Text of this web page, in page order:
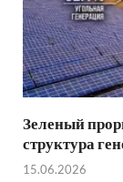
Зеленый
структура
15.06.2026